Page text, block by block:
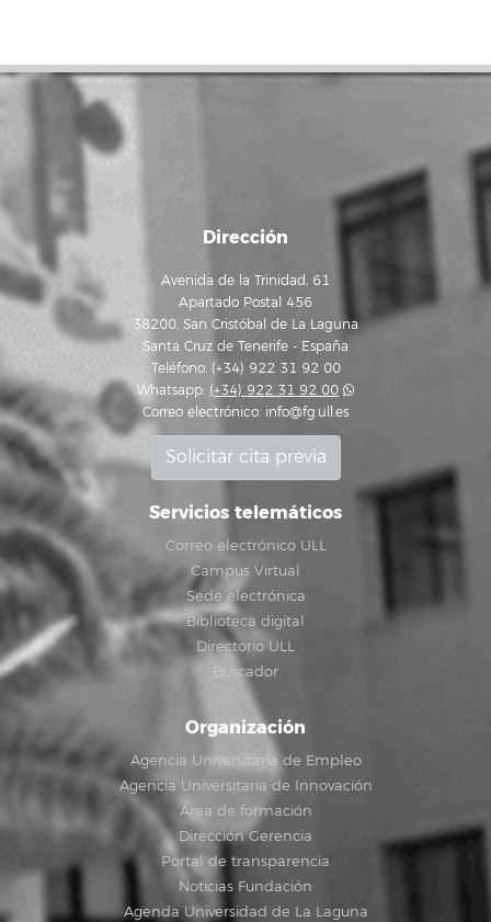
Dirección
Avenida de la Trinidad, 61
Apartado Postal 456
38200, San Cristóbal de La Laguna
Santa Cruz de Tenerife - España
Teléfono: (+34) 922 31 92 00
Whatsapp: (+34) 922 31 92 00
Correo electrónico: info@fg.ull.es
Solicitar cita previa
Servicios telemáticos
Correo electrónico ULL
Campus Virtual
Sede electrónica
Biblioteca digital
Directorio ULL
Buscador
Organización
Agencia Universitaria de Empleo
Agencia Universitaria de Innovación
Área de formación
Dirección Gerencia
Portal de transparencia
Noticias Fundación
Agenda Universidad de La Laguna